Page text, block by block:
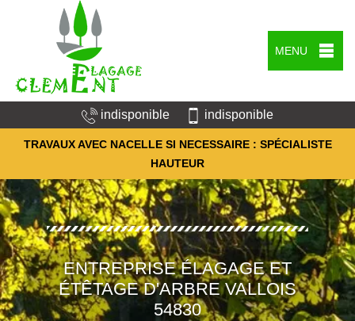
MENU
indisponible indisponible
TRAVAUX AVEC NACELLE SI NECESSAIRE : SPÉCIALISTE
HAUTEUR
ENTREPRISE ÉLAGAGE ET
ÉTÊTAGE D'ARBRE VALLOIS
54830